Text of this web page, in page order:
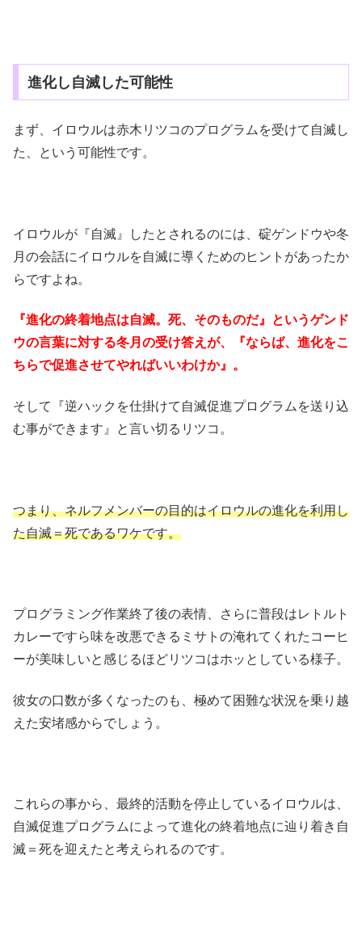
進化し自滅した可能性
まず、イロウルは赤木リツコのプログラムを受けて自滅し
た、という可能性です。
イロウルが『自滅』したとされるのには、碇ゲンドウや冬
月の会話にイロウルを自滅に導くためのヒントがあったか
らですよね。
『進化の終着地点は自滅。死、そのものだ』というゲンド
ウの言葉に対する冬月の受け答えが、『ならば、進化をこ
ちらで促進させてやればいいわけか』。
そして『逆ハックを仕掛けて自滅促進プログラムを送り込
む事ができます』と言い切るリツコ。
つまり、ネルフメンバーの目的はイロウルの進化を利用し
た自滅＝死であるワケです。
プログラミング作業終了後の表情、さらに普段はレトルト
カレーですら味を改悪できるミサトの淹れてくれたコーヒ
ーが美味しいと感じるほどリツコはホッとしている様子。
彼女の口数が多くなったのも、極めて困難な状況を乗り越
えた安堵感からでしょう。
これらの事から、最終的活動を停止しているイロウルは、
自滅促進プログラムによって進化の終着地点に辿り着き自
滅＝死を迎えたと考えられるのです。